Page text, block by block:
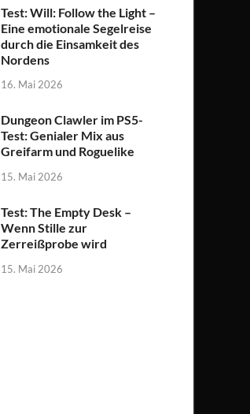
Test: Will: Follow the Light –
Eine emotionale Segelreise
durch die Einsamkeit des
Nordens
16. Mai 2026
Dungeon Clawler im PS5-
Test: Genialer Mix aus
Greifarm und Roguelike
15. Mai 2026
Test: The Empty Desk –
Wenn Stille zur
Zerreißprobe wird
15. Mai 2026